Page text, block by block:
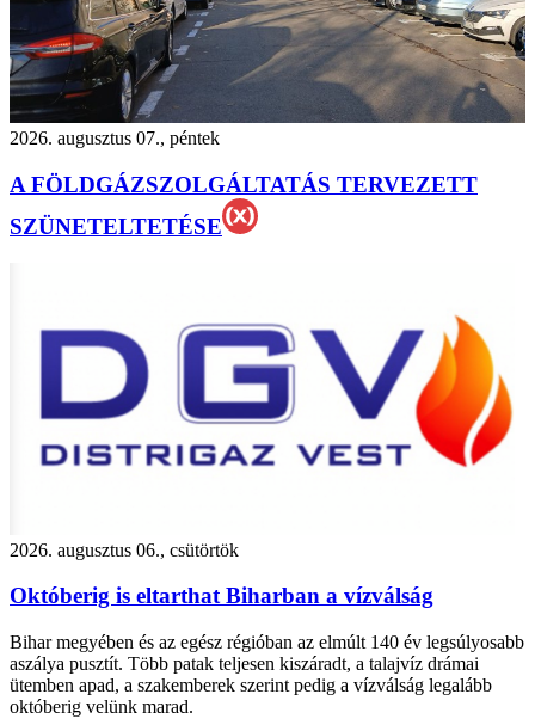
2026. augusztus 07., péntek
A FÖLDGÁZSZOLGÁLTATÁS TERVEZETT
SZÜNETELTETÉSE
2026. augusztus 06., csütörtök
Októberig is eltarthat Biharban a vízválság
Bihar megyében és az egész régióban az elmúlt 140 év legsúlyosabb
aszálya pusztít. Több patak teljesen kiszáradt, a talajvíz drámai
ütemben apad, a szakemberek szerint pedig a vízválság legalább
októberig velünk marad.